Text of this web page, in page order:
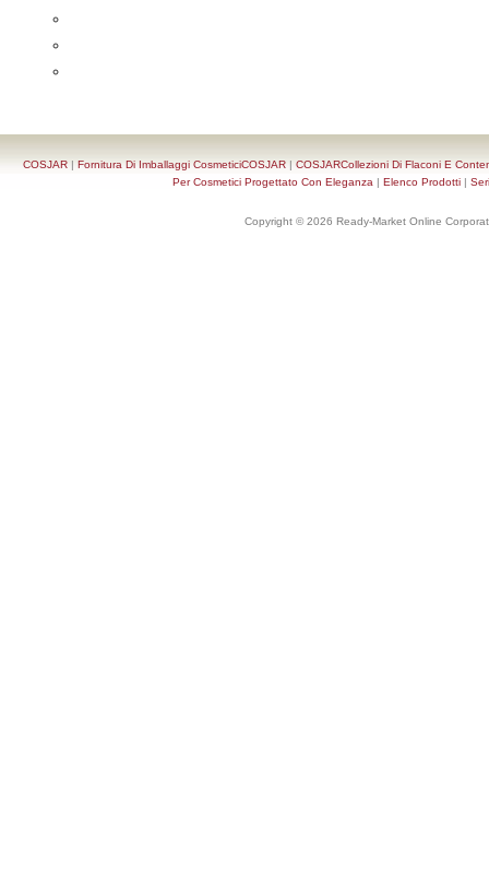
COSJAR | Fornitura Di Imballaggi CosmeticiCOSJAR | COSJARCollezioni Di Flaconi E
Per Cosmetici Progettato Con Eleganza | Elenco Prodotti|
Copyright © 2026 Ready-Market Online